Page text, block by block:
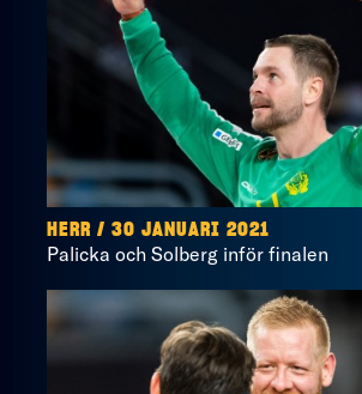
HERR / 30 JANUARI 2021
Palicka och Solberg inför finalen